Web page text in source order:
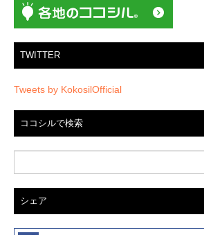
ン
TWITTER
Tweets by KokosilOfficial
ココシルで検索
シェア